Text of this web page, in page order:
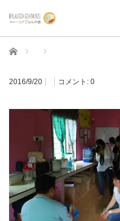
ホーム
2016/9/20 コメント: 0